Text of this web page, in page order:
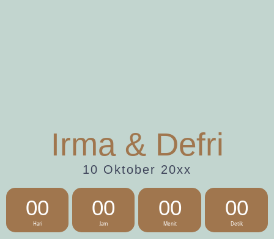
Irma & Defri
10 Oktober 20xx
00
Hari
00
Jam
00
Menit
00
Detik